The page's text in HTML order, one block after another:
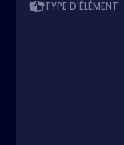
TYPE D'ÉLÉMENT